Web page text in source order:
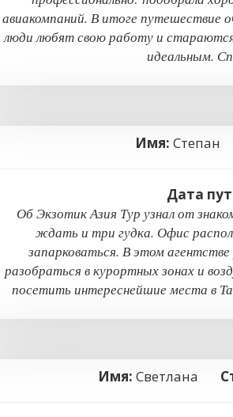
авиакомпаний. В итоге путешествие
люди любят свою работу и
идеальным.
Имя:
Дата
Об Экзотик Азия Тур узнал от
ждать и три гудка. Офис
запарковаться. В этом
разобраться в курортных зонах и
посетить интереснейшие места в
Имя: Светлана